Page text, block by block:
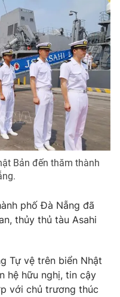
Thể thao
sản
lòng Việt
mình bằng AI
Bản đến thăm thành
phố Đà Nẵng đã
thủy thủ tàu Asahi
Tự vệ trên biển Nhật
hệ hữu nghị, tin cậy
với chủ trương thúc